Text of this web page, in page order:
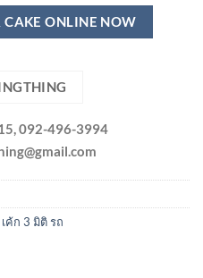
CAKE ONLINE NOW
092-496-3994
เค้ก 3 มิติ รถ